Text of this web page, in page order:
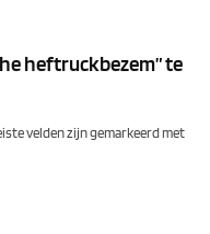
heftruckbezem” te
velden zijn gemarkeerd met